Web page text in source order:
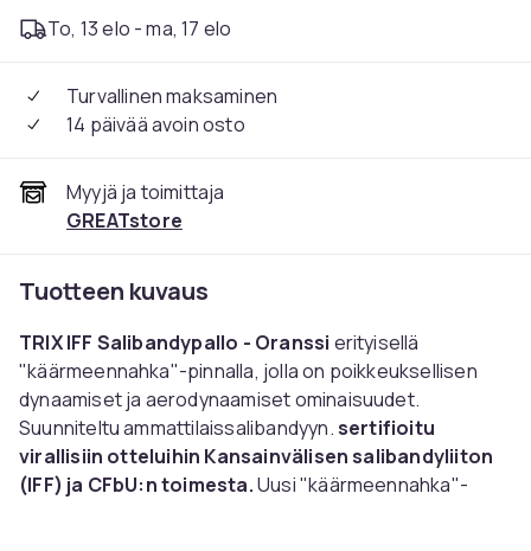
To, 13 elo - ma, 17 elo
Turvallinen maksaminen
14 päivää avoin osto
Myyjä ja toimittaja
GREATstore
Tuotteen kuvaus
TRIX IFF Salibandypallo - Oranssi erityisellä
"käärmeennahka"-pinnalla, jolla on poikkeuksellisen
dynaamiset ja aerodynaamiset ominaisuudet.
Suunniteltu ammattilaissalibandyyn.sertifioitu
virallisiin otteluihin Kansainvälisen salibandyliiton
(IFF) ja CFbU:n toimesta.Uusi "käärmeennahka"-